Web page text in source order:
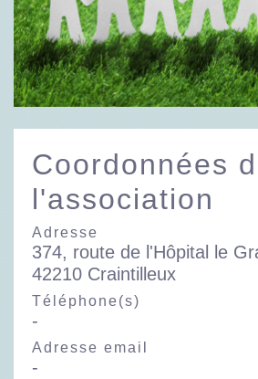
Coordonnées
l'association
Adresse
374, route de l'Hôpital le
42210 Craintilleux
Téléphone(s)
-
Adresse email
-